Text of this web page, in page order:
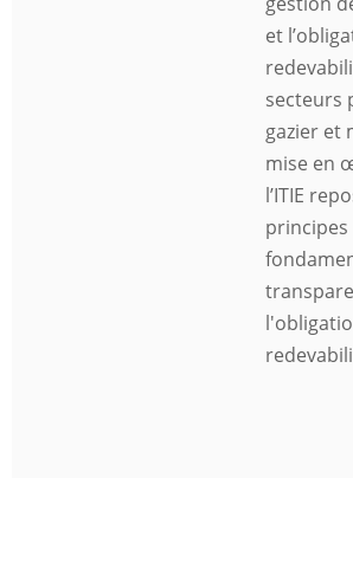
et
secteurs
gazier et
mise en
l’ITIE
principes